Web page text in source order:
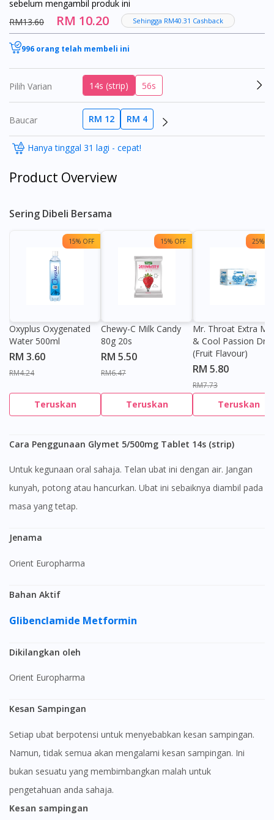
sebelum mengambil produk ini
RM13.60
RM 10.20 Sehingga RM40.31 Cashback
996 orang telah membeli ini
Pilih Varian 14s (strip) 56s
Baucar RM 12 RM 4
Hanya tinggal 31 lagi - cepat!
Product Overview
Sering Dibeli Bersama
15% OFF
Oxyplus Oxygenated
Water 500ml
RM 3.60
RM4.24
Teruskan
15% OFF
Chewy-C Milk Candy
80g 20s
RM 5.50
RM6.47
Teruskan
25%
Mr. Throat Extra
& Cool Passion
(Fruit Flavour)
RM 5.80
RM7.73
Teruskan
Cara Penggunaan Glymet 5/500mg Tablet 14s (strip)
Untuk kegunaan oral sahaja. Telan ubat ini dengan air. Jangan
kunyah, potong atau hancurkan. Ubat ini sebaiknya diambil pada
masa yang tetap.
Jenama
Orient Europharma
Bahan Aktif
Glibenclamide Metformin
Dikilangkan oleh
Orient Europharma
Kesan Sampingan
Setiap ubat berpotensi untuk menyebabkan kesan sampingan.
Namun, tidak semua akan mengalami kesan sampingan. Ini
bukan sesuatu yang membimbangkan malah untuk
pengetahuan anda sahaja.
Kesan sampingan